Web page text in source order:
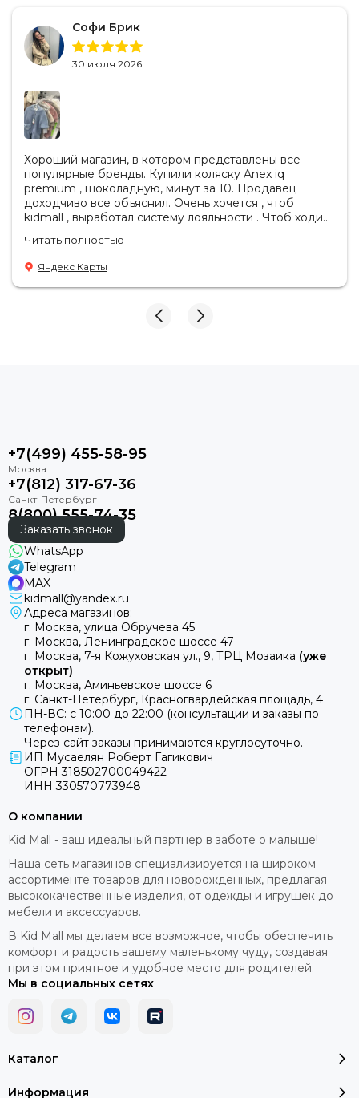
Софи Брик
30 июля 2026
Хороший магазин, в котором представлены все
популярные бренды. Купили коляску Anex iq
premium , шоколадную, минут за 10. Продавец
доходчиво все объяснил. Очень хочется , чтоб
kidmall , выработал систему лояльности . Чтоб ходить
Читать полностью
Яндекс Карты
+7(499) 455-58-95
+7(812) 317-67-36
8(800) 555-74-35
Заказать звонок
WhatsApp
Telegram
MAX
kidmall@yandex.ru
Адреса магазинов:
г. Москва, улица Обручева 45
г. Москва, Ленинградское шоссе 47
г. Москва, 7-я Кожуховская ул., 9, ТРЦ Мозаика (уже
открыт)
г. Москва, Аминьевское шоссе 6
г. Санкт-Петербург, Красногвардейская площадь, 4
ПН-ВС: с 10:00 до 22:00 (консультации и заказы по
телефонам).
Через сайт заказы принимаются круглосуточно.
ИП Мусаелян Роберт Гагикович
ОГРН 318502700049422
ИНН 330570773948
Каталог
Информация
О компании
Kid Mall - ваш идеальный партнер в заботе о малыше!
Наша сеть магазинов специализируется на широком
ассортименте товаров для новорожденных, предлагая
высококачественные изделия, от одежды и игрушек до
мебели и аксессуаров.
В Kid Mall мы делаем все возможное, чтобы обеспечить
комфорт и радость вашему маленькому чуду, создавая
при этом приятное и удобное место для родителей.
Мы в социальных сетях